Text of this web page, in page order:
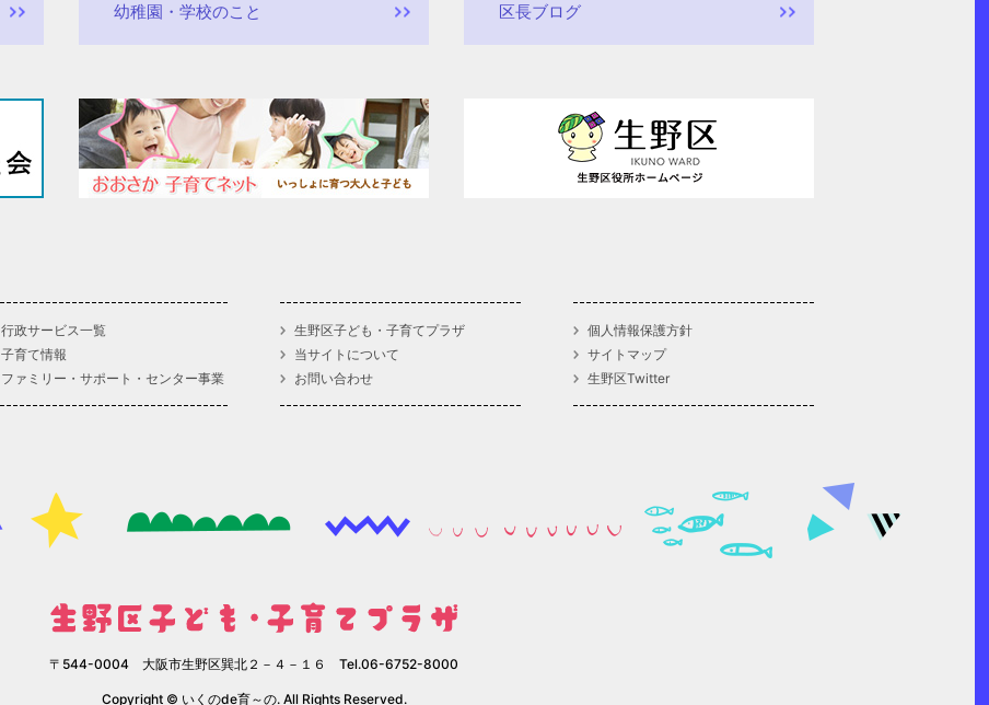
幼稚園・学校のこと 区長ブログ
行政サービス一覧
子育て情報
ファミリー・サポート・センター事業
生野区子ども・子育てプラザ
当サイトについて
お問い合わせ
個人情報保護方針
サイトマップ
生野区Twitter
〒544-0004 大阪市生野区巽北２－４－１６ Tel.06-6752-8000
Copyright © いくのde育～の. All Rights Reserved.